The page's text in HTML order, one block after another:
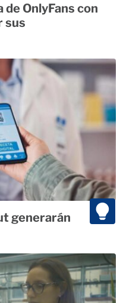
OnlyFans con
sus
generarán